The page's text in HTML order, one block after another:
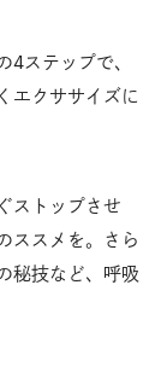
ステップで、
エクササイズに
ストップさせ
ススメを。さら
秘技など、呼吸